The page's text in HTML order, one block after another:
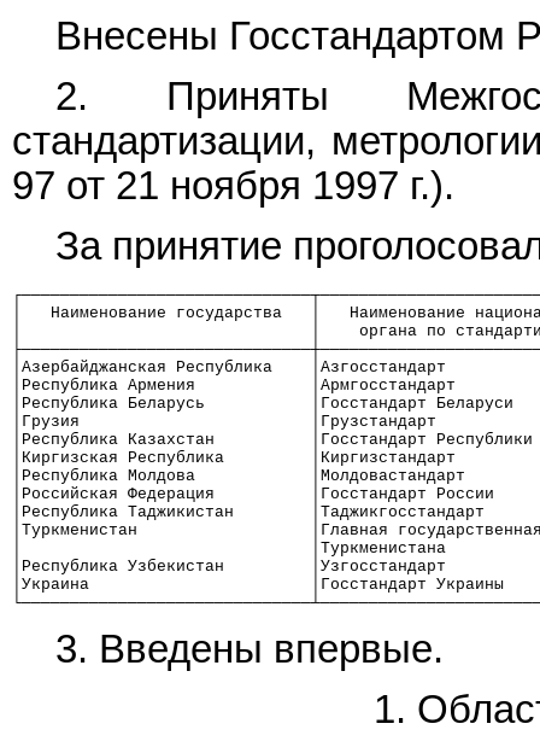
Внесены Госстандартом
2. Приняты
стандартизации,
97 от 21 ноября 1997 г.).
За принятие
│   Наименование государства   │   Наименование
│                              │    органа по
│Азербайджанская Республика    │Азгосстандарт
│Республика Армения            │Армгосстандарт
│Республика Беларусь           │Госстандарт
│Грузия                        │Грузстандарт
│Республика Казахстан          │Госстандарт Республики
│Киргизская Республика         │Киргизстандарт
│Республика Молдова            │Молдовастандарт
│Российская Федерация          │Госстандарт
│Республика Таджикистан
│Туркменистан                  │Главная государственная
│                              │Туркменистана
│Республика Узбекистан         │Узгосстандарт
│Украина                       │Госстандарт
3. Введены впервые.
1.